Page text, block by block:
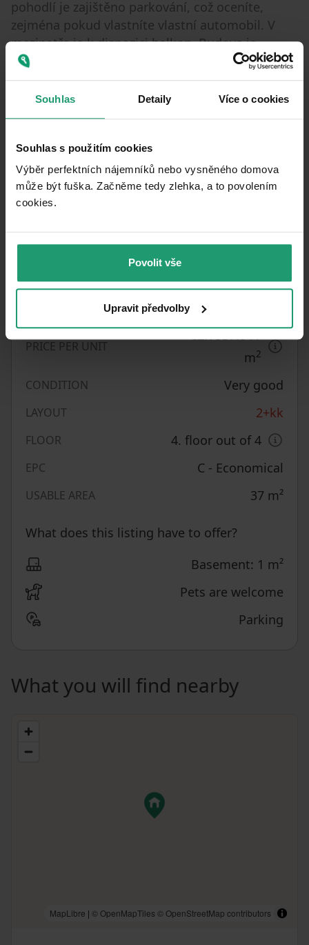
Souhlas Detaily Více o cookies
Souhlas s použitím cookies
Výběr perfektních nájemníků nebo vysněného domova
může být fuška. Začněme tedy zlehka, a to povolením
cookies.​
Povolit vše
Upravit předvolby
pohodlí je zajištěno parkování, což oceníte,
zejména pokud vlastníte vlastní automobil. V
mezipatře je k dispozici balkon. Budova je
snadno dostupná a díky své poloze nabízí
dostupnost ke všem důležitým službám a
občanské vybavenosti.
Property characteristics
AVAILABLE FROM 10/05/2026
BUILDING
LISTING ID 1022142
PRICE PER UNIT
CZK 337.84/
m2
CONDITION Very good
LAYOUT 2+kk
FLOOR 4. floor out of 4
EPC C - Economical
USABLE AREA 37 m²
What does this listing have to offer?
Basement: 1 m²
Pets are welcome
Parking
What you will find nearby
MapLibre | © OpenMapTiles © OpenStreetMap contributors